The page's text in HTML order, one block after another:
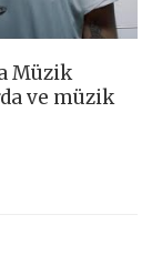
Müzik
ve müzik